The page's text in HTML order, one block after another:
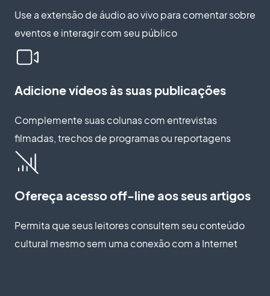
Use a extensão de áudio ao vivo para comentar sobre
eventos e interagir com seu público
Adicione vídeos às suas publicações
Complemente suas colunas com entrevistas
filmadas, trechos de programas ou reportagens
Ofereça acesso off-line aos seus artigos
Permita que seus leitores consultem seu conteúdo
cultural mesmo sem uma conexão com a Internet